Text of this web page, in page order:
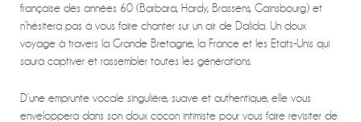
française des années 60 (Barbara, Hardy, Brassens, Gainsbourg) et
n’hésitera pas à vous faire chanter sur un air de Dalida. Un doux
voyage à travers la Grande Bretagne, la France et les Etats-Unis qui
saura captiver et rassembler toutes les générations.
D’une emprunte vocale singulière, suave et authentique, elle vous
enveloppera dans son doux cocon intimiste pour vous faire revisiter de